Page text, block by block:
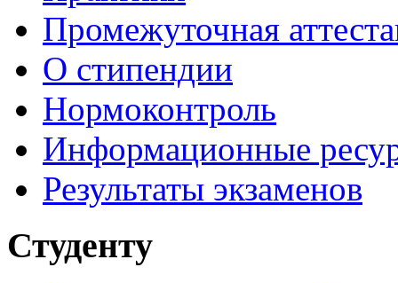
Промежуточная
О стипендии
Нормоконтроль
Информационные
Результаты экзаменов
Студенту